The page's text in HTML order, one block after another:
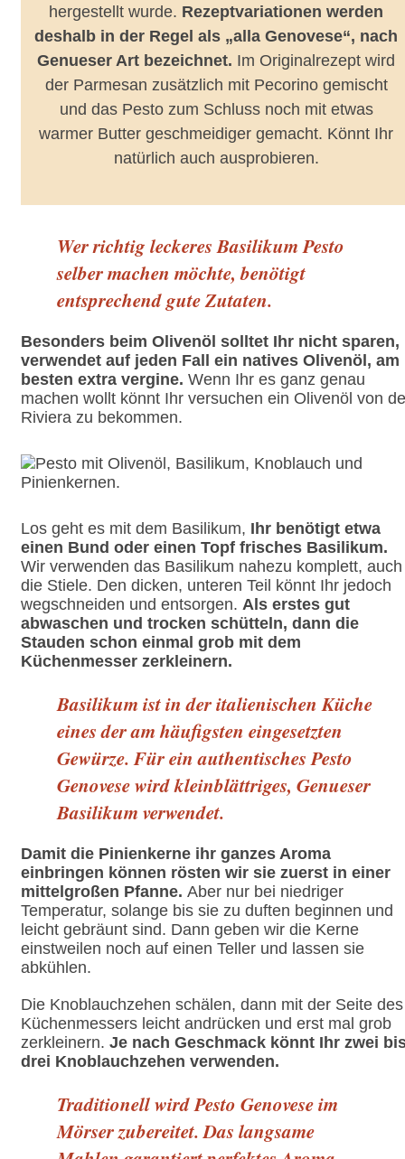
hergestellt wurde. Rezeptvariationen werden
deshalb in der Regel als „alla Genovese“, nach
Genueser Art bezeichnet. Im Originalrezept wird
der Parmesan zusätzlich mit Pecorino gemischt
und das Pesto zum Schluss noch mit etwas
warmer Butter geschmeidiger gemacht. Könnt Ihr
natürlich auch ausprobieren.
Wer richtig leckeres Basilikum Pesto
selber machen möchte, benötigt
entsprechend gute Zutaten.
Besonders beim Olivenöl solltet Ihr nicht sparen,
verwendet auf jeden Fall ein natives Olivenöl, am
besten extra vergine. Wenn Ihr es ganz genau
machen wollt könnt Ihr versuchen ein Olivenöl von
Riviera zu bekommen.
Los geht es mit dem Basilikum, Ihr benötigt etwa
einen Bund oder einen Topf frisches Basilikum.
Wir verwenden das Basilikum nahezu komplett, auch
die Stiele. Den dicken, unteren Teil könnt Ihr jedoch
wegschneiden und entsorgen. Als erstes gut
abwaschen und trocken schütteln, dann die
Stauden schon einmal grob mit dem
Küchenmesser zerkleinern.
Basilikum ist in der italienischen Küche
eines der am häufigsten eingesetzten
Gewürze. Für ein authentisches Pesto
Genovese wird kleinblättriges, Genueser
Basilikum verwendet.
Damit die Pinienkerne ihr ganzes Aroma
einbringen können rösten wir sie zuerst in einer
mittelgroßen Pfanne. Aber nur bei niedriger
Temperatur, solange bis sie zu duften beginnen und
leicht gebräunt sind. Dann geben wir die Kerne
einstweilen noch auf einen Teller und lassen sie
abkühlen.
Die Knoblauchzehen schälen, dann mit der Seite des
Küchenmessers leicht andrücken und erst mal grob
zerkleinern. Je nach Geschmack könnt Ihr zwei
drei Knoblauchzehen verwenden.
Traditionell wird Pesto Genovese im
Mörser zubereitet. Das langsame